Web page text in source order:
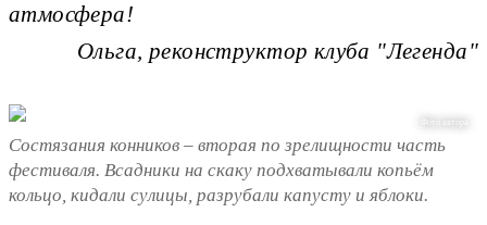
атмосфера!
Ольга, реконструктор клуба "Легенда"
Фото автора
Состязания конников – вторая по зрелищности часть
фестиваля. Всадники на скаку подхватывали копьём
кольцо, кидали сулицы, разрубали капусту и яблоки.